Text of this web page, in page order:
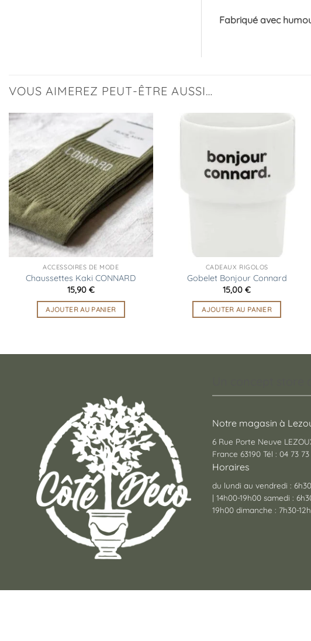
Fabriqué avec
VOUS AIMEREZ PEUT-ÊTRE AUSSI…
à la
liste
d’envies
ACCESSOIRES DE MODE
Chaussettes Kaki CONNARD
15,90 €
AJOUTER AU PANIER
CADEAUX RIGOLOS
Gobelet Bonjour Connard
15,00€
AJOUTER AU PANIER
Notre magasin à
6 Rue Porte Neuve
France 63190 Tél : 04 73
Horaires
du lundi au vendredi :
| 14h00-19h00 samedi :
19h00 dimanche : 7h30-